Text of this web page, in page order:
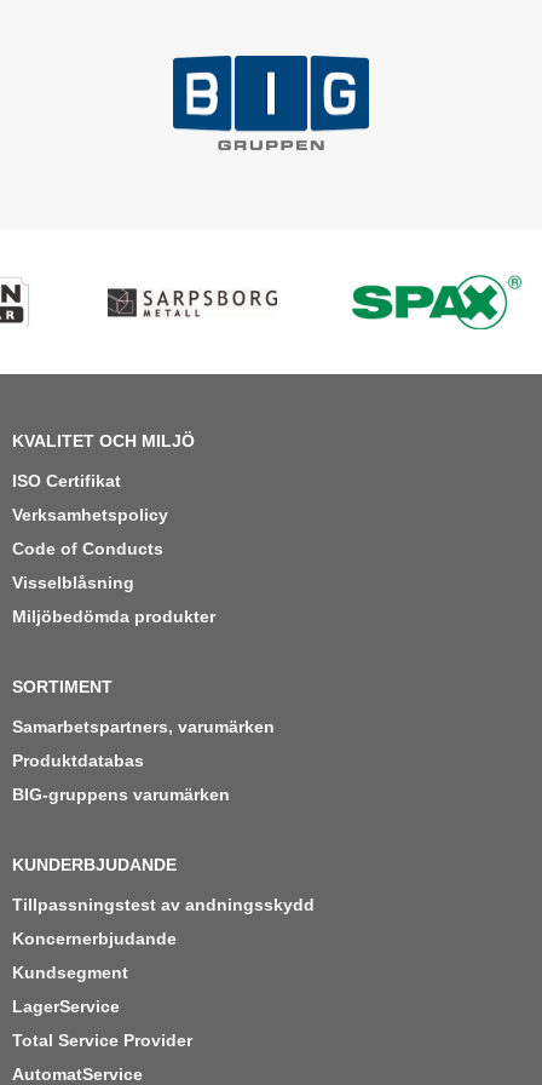
KVALITET OCH MILJÖ
ISO Certifikat
Verksamhetspolicy
Code of Conducts
Visselblåsning
Miljöbedömda produkter
SORTIMENT
Samarbetspartners, varumärken
Produktdatabas
BIG-gruppens varumärken
KUNDERBJUDANDE
Tillpassningstest av andningsskydd
Koncernerbjudande
Kundsegment
LagerService
Total Service Provider
AutomatService